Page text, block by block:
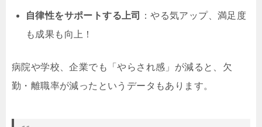
自律性をサポートする上司
：やる気アップ、満足度
も成果も向上！
病院や学校、企業でも「やらされ感」が減ると、欠
勤・離職率が減ったというデータもあります。